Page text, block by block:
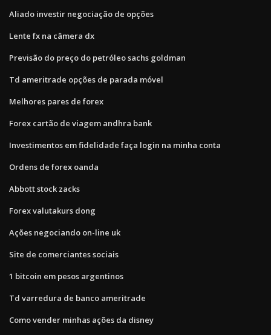
Aliado investir negociação de opções
Lente fx na câmera dx
Previsão do preço do petróleo sachs goldman
Td ameritrade opções de parada móvel
Melhores pares de forex
Forex cartão de viagem andhra bank
Investimentos em fidelidade faça login na minha conta
Ordens de forex oanda
Abbott stock zacks
Forex valutakurs dong
Ações negociando on-line uk
Site de comerciantes sociais
1 bitcoin em pesos argentinos
Td varredura de banco ameritrade
Como vender minhas ações da disney